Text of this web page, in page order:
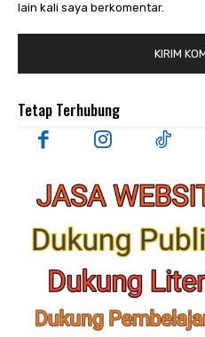
lain kali saya berkomentar.
Tetap Terhubung